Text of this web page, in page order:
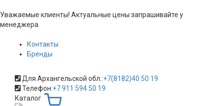
Уважаемые клиенты! Актуальные цены запрашивайте у
менеджера.
Контакты
Бренды
Для Архангельской обл.:+7(8182)40 50 19
Телефон:+7 911 594 50 19
Каталог